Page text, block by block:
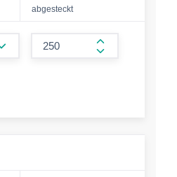
abgesteckt
form.increase-